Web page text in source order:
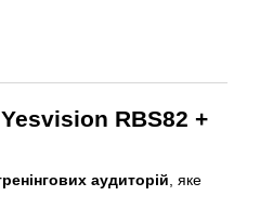
RBS82 +
аудиторій , яке